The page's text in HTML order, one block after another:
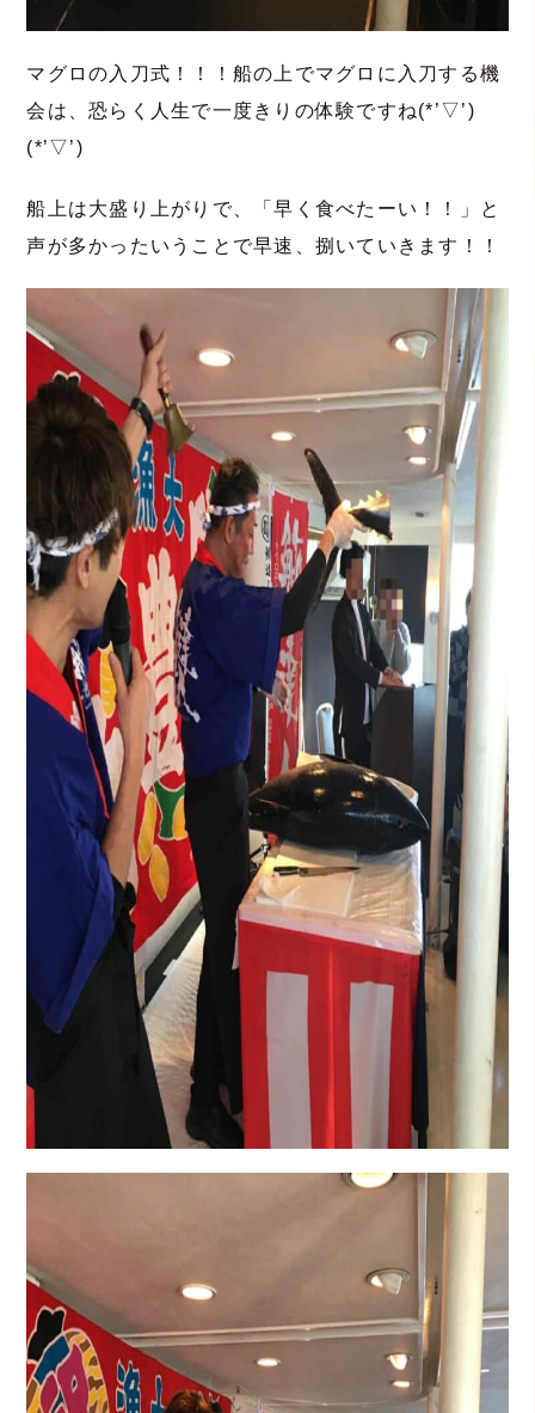
マグロの入刀式！！！船の上でマグロに入刀する機
会は、恐らく人生で一度きりの体験ですね(*’▽’)
(*’▽’)
船上は大盛り上がりで、「早く食べたーい！！」と
声が多かったいうことで早速、捌いていきます！！